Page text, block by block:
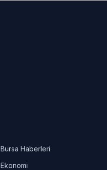
Bursa Haberleri
Ekonomi